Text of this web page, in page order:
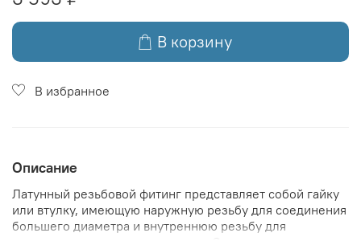
В корзину
В избранное
Описание
Латунный резьбовой фитинг представляет собой гайку
или втулку, имеющую наружную резьбу для соединения
большего диаметра и внутреннюю резьбу для